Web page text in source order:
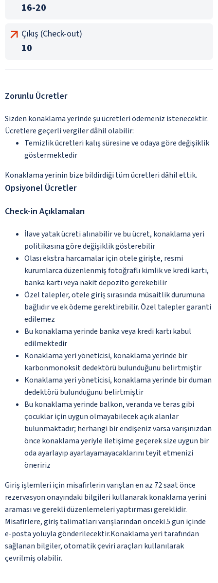
16-20
Çıkış (Check-out)
10
Zorunlu Ücretler
Sizden konaklama yerinde şu ücretleri ödemeniz istenecektir.
Ücretlere geçerli vergiler dâhil olabilir:
Temizlik ücretleri kalış süresine ve odaya göre değişiklik
göstermektedir
Konaklama yerinin bize bildirdiği tüm ücretleri dâhil ettik.
Opsiyonel Ücretler
Check-in Açıklamaları
İlave yatak ücreti alınabilir ve bu ücret, konaklama yeri
politikasına göre değişiklik gösterebilir
Olası ekstra harcamalar için otele girişte, resmi
kurumlarca düzenlenmiş fotoğraflı kimlik ve kredi kartı,
banka kartı veya nakit depozito gerekebilir
Özel talepler, otele giriş sırasında müsaitlik durumuna
bağlıdır ve ek ödeme gerektirebilir. Özel talepler garanti
edilemez
Bu konaklama yerinde banka veya kredi kartı kabul
edilmektedir
Konaklama yeri yöneticisi, konaklama yerinde bir
karbonmonoksit dedektörü bulunduğunu belirtmiştir
Konaklama yeri yöneticisi, konaklama yerinde bir duman
dedektörü bulunduğunu belirtmiştir
Bu konaklama yerinde balkon, veranda ve teras gibi
çocuklar için uygun olmayabilecek açık alanlar
bulunmaktadır; herhangi bir endişeniz varsa varışınızdan
önce konaklama yeriyle iletişime geçerek size uygun bir
oda ayarlayıp ayarlayamayacaklarını teyit etmenizi
öneririz
Giriş işlemleri için misafirlerin varıştan en az 72 saat önce
rezervasyon onayındaki bilgileri kullanarak konaklama yerini
araması ve gerekli düzenlemeleri yaptırması gereklidir.
Misafirlere, giriş talimatları varışlarından önceki 5 gün içinde
e-posta yoluyla gönderilecektir.Konaklama yeri tarafından
sağlanan bilgiler, otomatik çeviri araçları kullanılarak
çevrilmiş olabilir.